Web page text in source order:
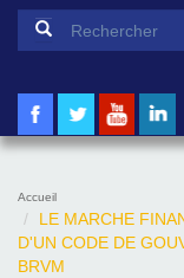
Accueil
LE MARCHE
D'UN CODE DE
BRVM